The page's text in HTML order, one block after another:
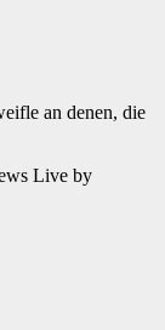
an denen, die
Live by